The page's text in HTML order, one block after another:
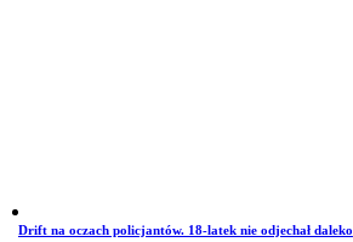
Drift na oczach policjantów. 18-latek nie odjechał daleko